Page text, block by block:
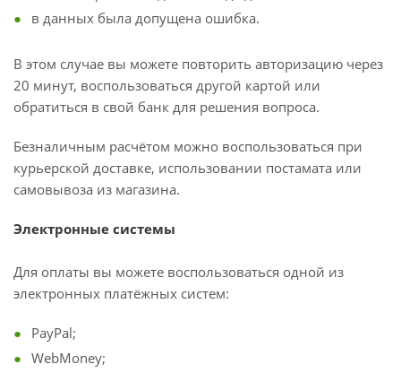
в данных была допущена ошибка.
В этом случае вы можете повторить авторизацию через
20 минут, воспользоваться другой картой или
обратиться в свой банк для решения вопроса.
Безналичным расчётом можно воспользоваться при
курьерской доставке, использовании постамата или
самовывоза из магазина.
Электронные системы
Для оплаты вы можете воспользоваться одной из
электронных платёжных систем:
PayPal;
WebMoney;